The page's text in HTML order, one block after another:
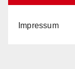
Impressum